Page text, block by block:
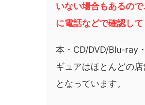
いない場合もあるの
に電話などで確認し
本・CD/DVD/Blu-ray
ギュアはほとんどの
となっています。